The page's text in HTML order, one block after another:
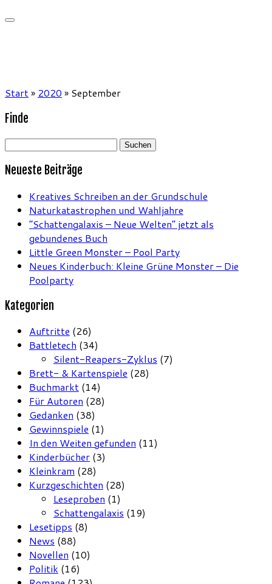
Start» 2020 » September
Finde
Suchen
Neueste Beiträge
Kreatives Schreiben an der Grundschule
Naturkatastrophen und Wahljahre
“Schattengalaxis – Neue Welten” jetzt als
gebundenes Buch
Little Green Monster – Pool Party
Neues Kinderbuch: Kleine Grüne Monster – Die
Poolparty
Kategorien
Auftritte (26)
Battletech (34)
Silent-Reapers-Zyklus (7)
Brett- & Kartenspiele (28)
Buchmarkt (14)
Für Autoren (28)
Gedanken (38)
Gewinnspiele (1)
In den Weiten gefunden (11)
Kinderbücher (3)
Kleinkram (28)
Kurzgeschichten (28)
Leseproben (1)
Schattengalaxis (19)
Lesetipps (8)
News (88)
Novellen (10)
Politik (16)